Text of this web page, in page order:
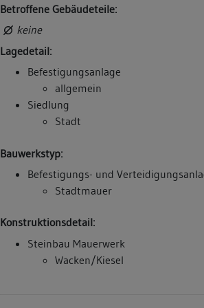
Betroffene Gebäudeteile:
keine
Lagedetail:
Befestigungsanlage
allgemein
Siedlung
Stadt
Bauwerkstyp:
Befestigungs- und
Stadtmauer
Konstruktionsdetail:
Steinbau Mauerwerk
Wacken/Kiesel